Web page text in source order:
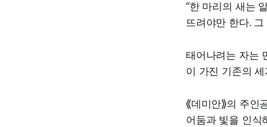
“한 마리의 새는
뜨려야만 한다.
태어나려는 자는
이 가진 기존의
⟪데미안⟫의 주인
어둠과 빛을 인식